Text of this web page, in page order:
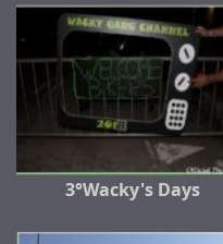
3°Wacky's Days